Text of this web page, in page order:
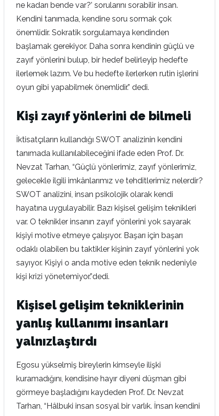
ne kadarı bende var?’ sorularını sorabilir insan.
Kendini tanımada, kendine soru sormak çok
önemlidir. Sokratik sorgulamaya kendinden
başlamak gerekiyor. Daha sonra kendinin güçlü ve
zayıf yönlerini bulup, bir hedef belirleyip hedefte
ilerlemek lazım. Ve bu hedefte ilerlerken rutin işlerini
oyun gibi yapabilmek önemlidir.” dedi.
Kişi zayıf yönlerini de bilmeli
İktisatçıların kullandığı SWOT analizinin kendini
tanımada kullanılabileceğini ifade eden Prof. Dr.
Nevzat Tarhan, “Güçlü yönlerimiz, zayıf yönlerimiz,
gelecekle ilgili imkânlarımız ve tehditlerimiz nelerdir?
SWOT analizini, insan psikolojik olarak kendi
hayatına uygulayabilir. Bazı kişisel gelişim teknikleri
var. O teknikler insanın zayıf yönlerini yok sayarak
kişiyi motive etmeye çalışıyor. Başarı için başarı
odaklı olabilen bu taktikler kişinin zayıf yönlerini yok
sayıyor. Kişiyi o anda motive eden teknik nedeniyle
kişi krizi yönetemiyor.”dedi.
Kişisel gelişim tekniklerinin
yanlış kullanımı insanları
yalnızlaştırdı
Egosu yükselmiş bireylerin kimseyle ilişki
kuramadığını, kendisine hayır diyeni düşman gibi
görmeye başladığını kaydeden Prof. Dr. Nevzat
Tarhan, “Hâlbuki insan sosyal bir varlık. İnsan kendini